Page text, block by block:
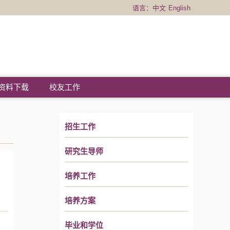
语言： 中文 English
料下载 校友工作
招生工作
研究生导师
培养工作
培养方案
毕业和学位